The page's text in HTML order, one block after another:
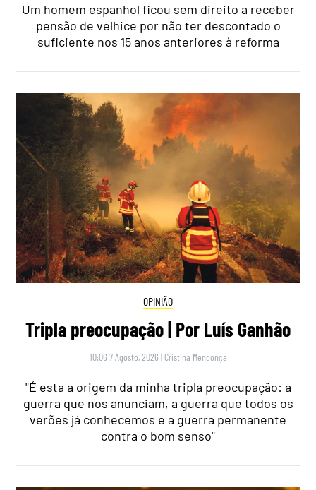
Um homem espanhol ficou sem direito a receber
pensão de velhice por não ter descontado o
suficiente nos 15 anos anteriores à reforma
OPINIÃO
Tripla preocupação | Por Luís Ganhão
10:06 7 Agosto, 2026 | Cristina Mendonça
"É esta a origem da minha tripla preocupação: a
guerra que nos anunciam, a guerra que todos os
verões já conhecemos e a guerra permanente
contra o bom senso"